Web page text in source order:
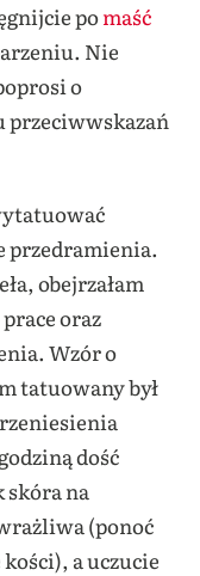
pomaść
Nie
o
przeciwwskazań
przedramienia.
obejrzałam
oraz
Wzór o
tatuowany był
dość
skóra na
(ponoć
a uczucie